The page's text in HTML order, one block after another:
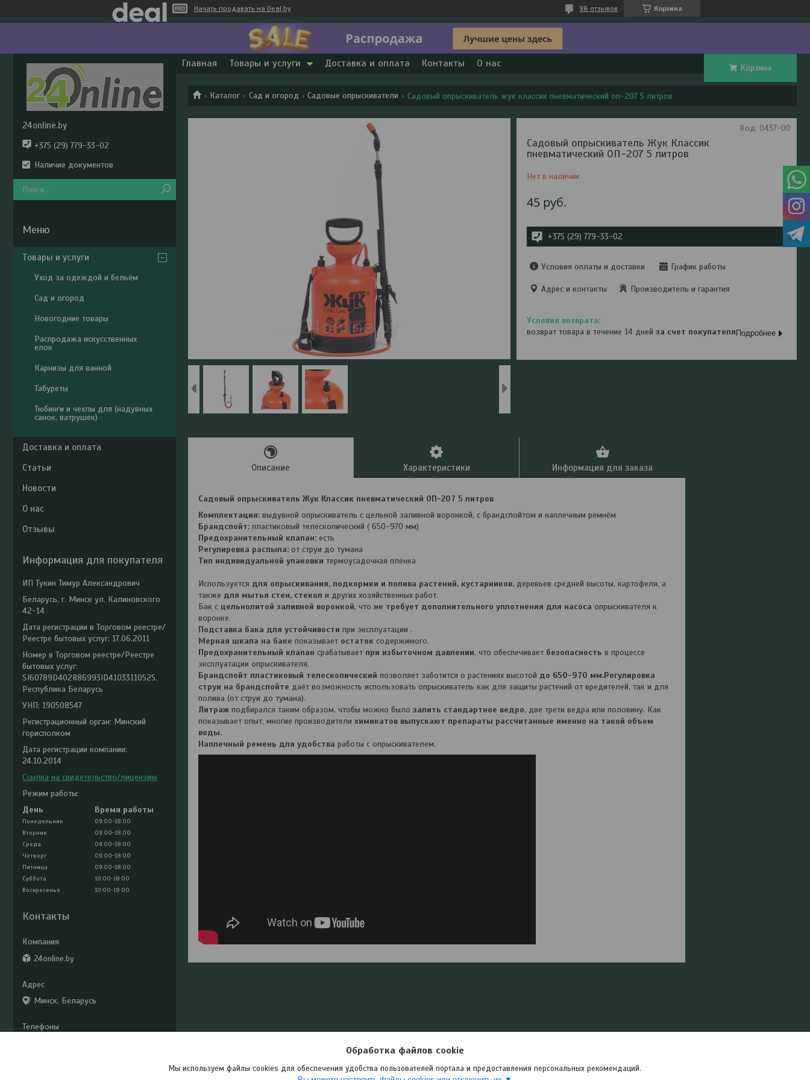
Начать продавать на Deal.by Корзина
98 отзывов
Главная Товары и услуги Доставка и оплата Контакты О нас Корзина
Каталог Сад и огород Садовые опрыскиватели Садовый опрыскиватель жук классик пневматический оп-207 5 литров
Садовый опрыскиватель Жук Классик
пневматический ОП-207 5 литров
Нет в наличии
Код: 0437-00
45 руб.
+375 (29) 779-33-02
Условия оплаты и доставки График работы
Адрес и контакты Производитель и гарантия
возврат товара в течение 14 днейза счет покупателя Подробнее
Описание Характеристики Информация для заказа
Садовый опрыскиватель Жук Классик пневматический ОП-207 5 литров
Комплектация: выдувной опрыскиватель с цельной заливной воронкой, с брандспойтом и наплечным ремнём
Брандспойт: пластиковый телескопический ( 650-970 мм)
Предохранительный клапан: есть
Регулировка распыла: от струи до тумана
Тип индивидуальной упаковки термоусадочная плёнка
Используется для опрыскивания, подкормки и полива растений, кустарников, деревьев средней высоты, картофеля, а
также для мытья стен, стекол и других хозяйственных работ.
Бак с цельнолитой заливной воронкой, что не требует дополнительного уплотнения для насоса опрыскивателя к
воронке.
Подставка бака для устойчивости при эксплуатации .
Мерная шкала на баке показывает остаток содержимого.
Предохранительный клапан срабатывает при избыточном давлении, что обеспечивает безопасность в процессе
эксплуатации опрыскивателя.
Брандспойт пластиковый телескопический позволяет заботится о растениях высотой до 650-970 мм.Регулировка
струи на брандспойте даёт возможность использовать опрыскиватель как для защиты растений от вредителей, так и для
полива (от струи до тумана).
Литраж подбирался таким образом, чтобы можно было залить стандартное ведро, две трети ведра или половину. Как
показывает опыт, многие производители химикатов выпускают препараты рассчитанные именно на такой объем
воды.
Наплечный ремень для удобства работы с опрыскивателем.
24online.by
+375 (29) 779-33-02
Наличие документов
Товары и услуги
Уход за одеждой и бельём
Сад и огород
Новогодние товары
Распродажа искусственных
елок
Карнизы для ванной
Табуреты
Тюбинги и чехлы для (надувных
санок, ватрушек)
Доставка и оплата
Статьи
Новости
О нас
Отзывы
Информация для покупателя
ИП Тукин Тимур Александрович
Беларусь, г. Минск ул. Калиновского
42-14
Дата регистрации в Торговом реестре/
Реестре бытовых услуг: 17.06.2011
Номер в Торговом реестре/Реестре
бытовых услуг:
SI60789D402R86993ID41033110525,
Республика Беларусь
УНП: 190508547
Регистрационный орган: Минский
горисполком
Дата регистрации компании:
24.10.2014
Ссылка на свидетельство/лицензию
Режим работы:
День
Время работы
Понедельник
09:00-18:00
Вторник
09:00-18:00
Среда
09:00-18:00
Четверг
09:00-18:00
Пятница
09:00-18:00
Суббота
10:00-18:00
Воскресенье
10:00-18:00
Контакты
24online.by
Минск, Беларусь
Обработка файлов cookie
Мы используем файлы cookies для обеспечения удобства пользователей портала и предоставления персональных рекомендаций.